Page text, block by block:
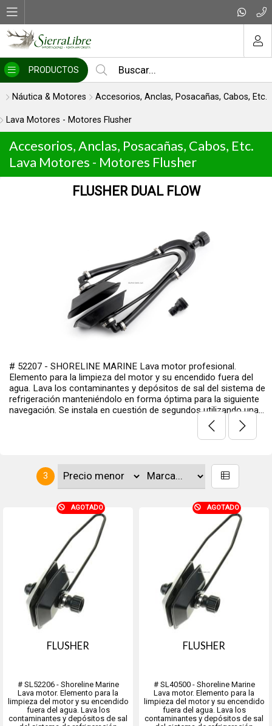
PRODUCTOS
Náutica & Motores Accesorios, Anclas, Posacañas, Cabos, Etc.
Lava Motores - Motores Flusher
Accesorios, Anclas, Posacañas, Cabos, Etc.
Lava Motores - Motores Flusher
FLUSHER DUAL FLOW
# 52207 - SHORELINE MARINE Lava motor profesional.
Elemento para la limpieza del motor y su encendido fuera del
agua. Lava los contaminantes y depósitos de sal del sistema de
refrigeración manteniéndolo en forma óptima para la siguiente
navegación. Se instala en cuestión de segundos utilizando una...
3
AGOTADO
FLUSHER
# SL52206 - Shoreline Marine
Lava motor. Elemento para la
limpieza del motor y su encendido
fuera del agua. Lava los
contaminantes y depósitos de sal
AGOTADO
FLUSHER
# SL40500 - Shoreline Marine
Lava motor. Elemento para la
limpieza del motor y su encendido
fuera del agua. Lava los
contaminantes y depósitos de sal